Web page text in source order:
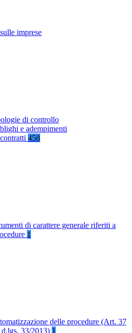
imprese
di controllo
e adempimenti
458
di carattere generale riferiti a
1
delle procedure (Art. 37
d.lgs. 33/2013) 1